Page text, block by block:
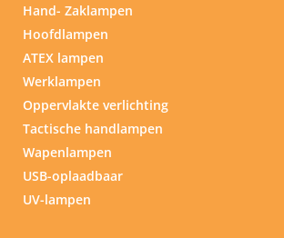
Hand- Zaklampen
Hoofdlampen
ATEX lampen
Werklampen
Oppervlakte verlichting
Tactische handlampen
Wapenlampen
USB-oplaadbaar
UV-lampen